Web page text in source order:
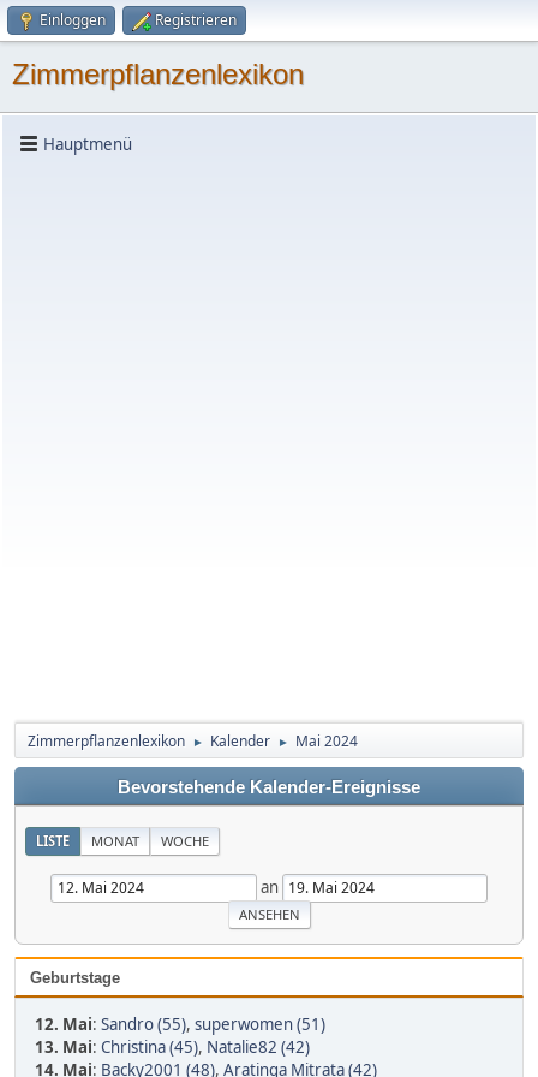
Einloggen Registrieren
Zimmerpflanzenlexikon
Hauptmenü
Zimmerpflanzenlexikon ► Kalender ► Mai 2024
Bevorstehende Kalender-Ereignisse
LISTE MONAT WOCHE
an
Geburtstage
12. Mai: Sandro (55), superwomen (51)
13. Mai: Christina (45), Natalie82 (42)
14. Mai: Backy2001 (48), Aratinga Mitrata (42)